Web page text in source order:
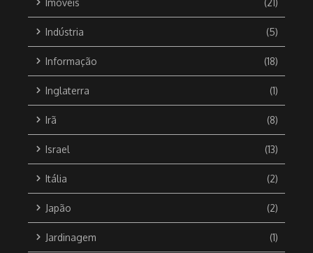
Indústria (5)
Informação (18)
Inglaterra (1)
Irã (8)
Israel (13)
Itália (2)
Japão (2)
Jardinagem (1)